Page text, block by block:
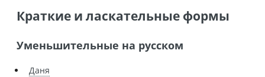
Краткие и ласкательные формы
Уменьшительные на русском
Даня